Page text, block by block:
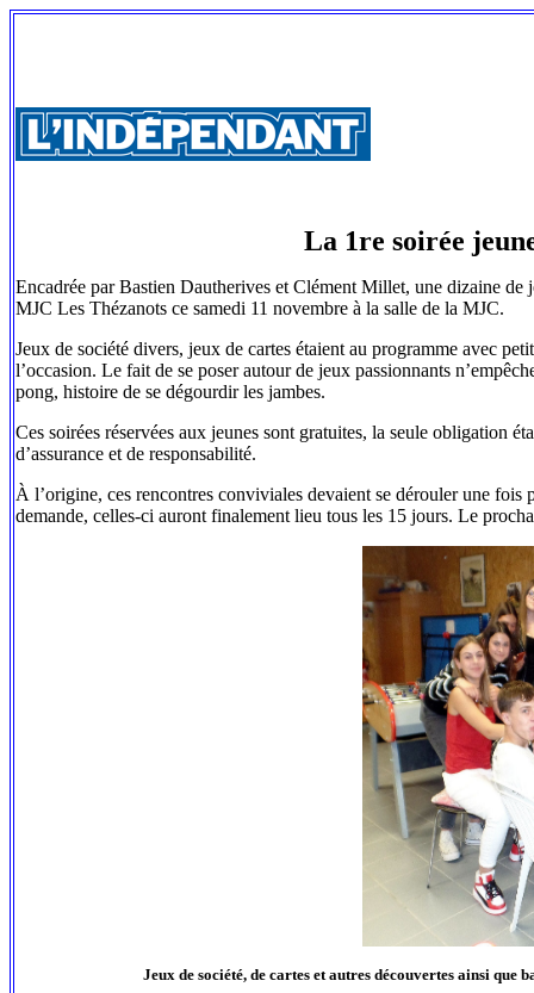
La 1re soirée
Encadrée par Bastien Dautherives et Clément Millet, une dizaine de
MJC Les Thézanots ce samedi 11 novembre à la salle de la MJC.
Jeux de société divers, jeux de cartes étaient au programme avec
l’occasion. Le fait de se poser autour de jeux passionnants
pong, histoire de se dégourdir les jambes.
Ces soirées réservées aux jeunes sont gratuites, la seule obligation
d’assurance et de responsabilité.
À l’origine, ces rencontres conviviales devaient se dérouler une fois
demande, celles-ci auront finalement lieu tous les 15 jours. Le
Jeux de société, de cartes et autres découvertes ainsi que